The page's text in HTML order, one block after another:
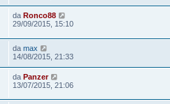
da Ronco88
29/09/2015, 15:10
da max
14/08/2015, 21:33
da Panzer
13/07/2015, 21:06